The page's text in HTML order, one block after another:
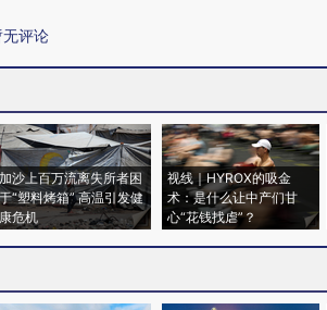
评论
加沙上百万流离失所者困
于“塑料烤箱” 高温引发健
康危机
视线｜HYROX的吸金
术：是什么让中产们甘
心“花钱找虐”？